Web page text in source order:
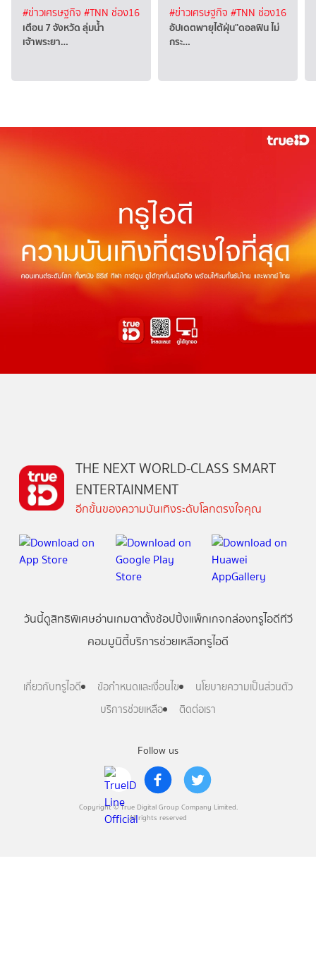
#ข่าวเศรษฐกิจ #TNN ช่อง16
เตือน 7 จังหวัด ลุ่มน้ำ
เจ้าพระยา…
#ข่าวเศรษฐกิจ #TNN ช่อง16
อัปเดตพายุไต้ฝุ่น"ดอลฟิน ไม่
กระ…
Follow us
Copyright © True Digital Group Company Limited.
All rights reserved
THE NEXT WORLD-CLASS SMART
ENTERTAINMENT
อีกขั้นของความบันเทิงระดับโลกตรงใจคุณ
วันนี้ดูสิทธิพิเศษอ่านเกมตาตั้งช้อปปิ้งแพ็กเกจกล่องทรูไอดีทีวี
คอมมูนิตี้บริการช่วยเหลือทรูไอดี
เกี่ยวกับทรูไอดี ข้อกำหนดและเงื่อนไข
นโยบายความเป็นส่วนตัว
บริการช่วยเหลือ
ติดต่อเรา